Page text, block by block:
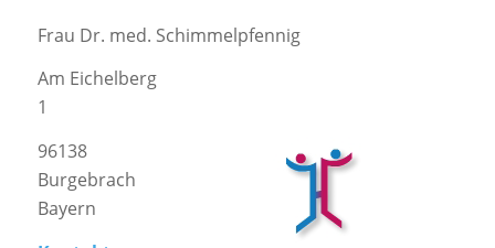
Frau Dr. med. Schimmelpfennig
Am Eichelberg
1
96138
Burgebrach
Bayern